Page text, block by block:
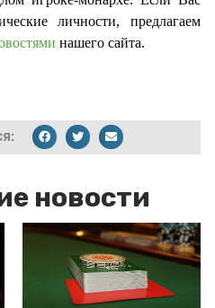
личности, предлагаем
нашего сайта.
новости